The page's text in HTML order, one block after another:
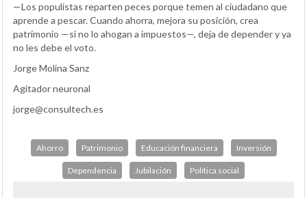
—Los populistas reparten peces porque temen al ciudadano que
aprende a pescar. Cuando ahorra, mejora su posición, crea
patrimonio —si no lo ahogan a impuestos—, deja de depender y ya
no les debe el voto.
Jorge Molina Sanz
Agitador neuronal
jorge@consultech.es
Ahorro Patrimonio Educación financiera Inversión
Dependencia Jubilación Política social